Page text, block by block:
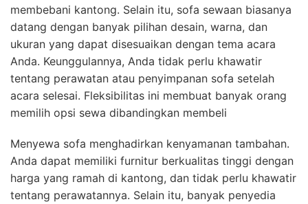
membebani kantong. Selain itu, sofa sewaan biasanya
datang dengan banyak pilihan desain, warna, dan
ukuran yang dapat disesuaikan dengan tema acara
Anda. Keunggulannya, Anda tidak perlu khawatir
tentang perawatan atau penyimpanan sofa setelah
acara selesai. Fleksibilitas ini membuat banyak orang
memilih opsi sewa dibandingkan membeli
Menyewa sofa menghadirkan kenyamanan tambahan.
Anda dapat memiliki furnitur berkualitas tinggi dengan
harga yang ramah di kantong, dan tidak perlu khawatir
tentang perawatannya. Selain itu, banyak penyedia